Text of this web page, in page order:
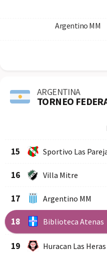
Argentino MM
ARGENTINA
TORNEO
15 Sportivo Las
16 Villa Mitre
17 Argentino MM
18 Biblioteca Atenas
19 Huracan Las Heras